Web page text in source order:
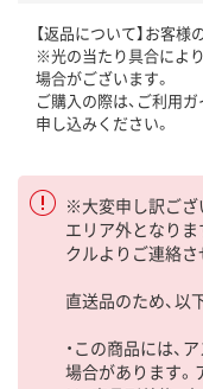
【返品について】お客
※光の当たり具合によ
場合がございます。
ご購入の際は、ご利用ガ
申し込みください。
※大変申し訳ござ
エリア外となりま
クルよりご連絡さ
直送品のため、以
・この商品には、
場合があります